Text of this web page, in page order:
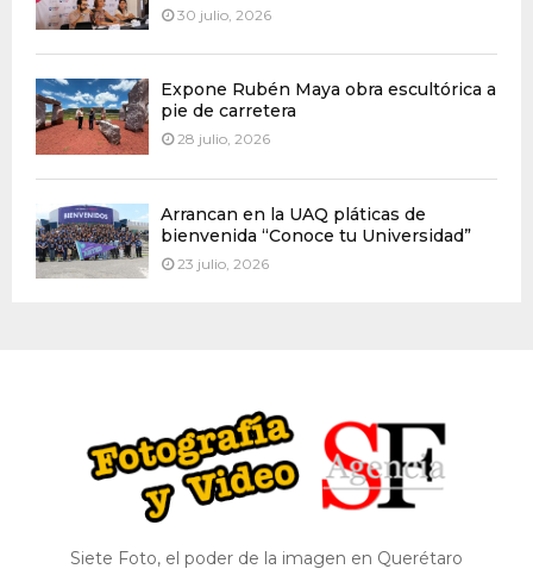
30 julio, 2026
Expone Rubén Maya obra escultórica a
pie de carretera
28 julio, 2026
Arrancan en la UAQ pláticas de
bienvenida “Conoce tu Universidad”
23 julio, 2026
Siete Foto, el poder de la imagen en Querétaro